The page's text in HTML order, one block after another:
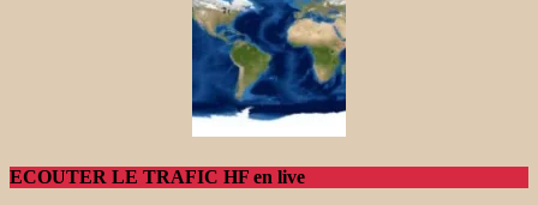
ECOUTER LE TRAFIC HF en live